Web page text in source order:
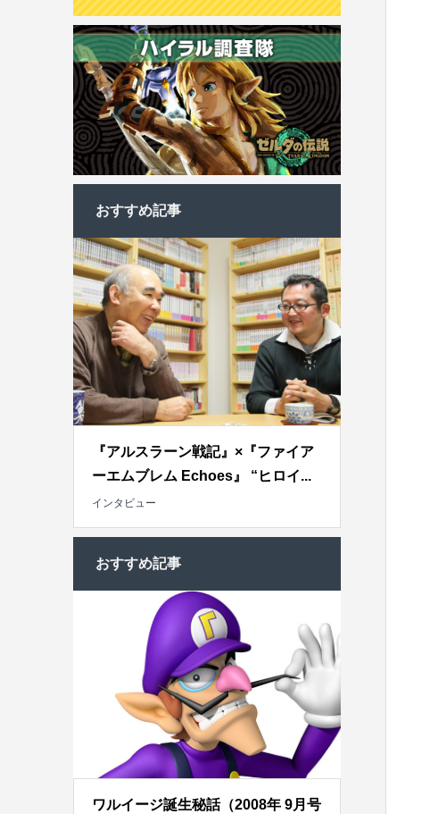
おすすめ記事
『アルスラーン戦記』×『ファイア
ーエムブレム Echoes』 “ヒロイ...
インタビュー
おすすめ記事
ワルイージ誕生秘話（2008年 9月号